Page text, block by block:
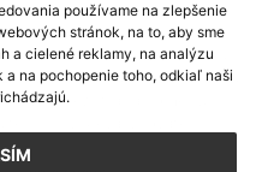
používame na zlepšenie
stránok, na to, aby sme
a cielené reklamy, na analýzu
na pochopenie toho, odkiaľ naši
informácií s využitím RSS
2,Mapa stránok,web portál
domény,registrácia domény